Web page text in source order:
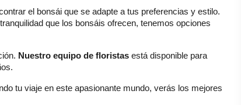
el bonsái que se adapte a tus preferencias y estilo.
Nuestro equipo de floristas está disponible para
tu viaje en este apasionante mundo, verás los mejores